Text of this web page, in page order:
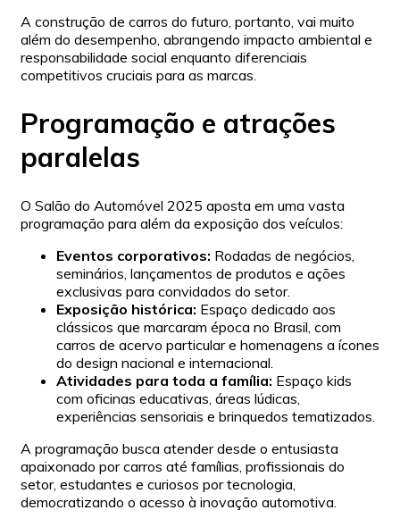
A construção de carros do futuro, portanto, vai muito
além do desempenho, abrangendo impacto ambiental e
responsabilidade social enquanto diferenciais
competitivos cruciais para as marcas.
Programação e atrações
paralelas
O Salão do Automóvel 2025 aposta em uma vasta
programação para além da exposição dos veículos:
Eventos corporativos: Rodadas de negócios,
seminários, lançamentos de produtos e ações
exclusivas para convidados do setor.
Exposição histórica: Espaço dedicado aos
clássicos que marcaram época no Brasil, com
carros de acervo particular e homenagens a ícones
do design nacional e internacional.
Atividades para toda a família: Espaço kids
com oficinas educativas, áreas lúdicas,
experiências sensoriais e brinquedos tematizados.
A programação busca atender desde o entusiasta
apaixonado por carros até famílias, profissionais do
setor, estudantes e curiosos por tecnologia,
democratizando o acesso à inovação automotiva.